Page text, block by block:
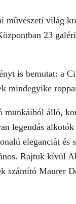
világ
23
is bemutat: a
mindegyike
álló,
legendás
eleganciát és
Rajtuk kívül
számító Maurer